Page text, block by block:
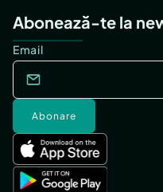
Abonează-te la
Email
Abonare